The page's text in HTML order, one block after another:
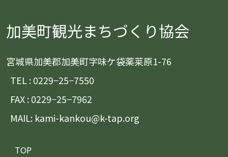
加美町観光まちづくり協会
宮城県加美郡加美町字味ケ袋薬莱原1-76
TEL : 0229−25−7550
FAX : 0229−25−7962
MAIL: kami-kankou@k-tap.org
TOP